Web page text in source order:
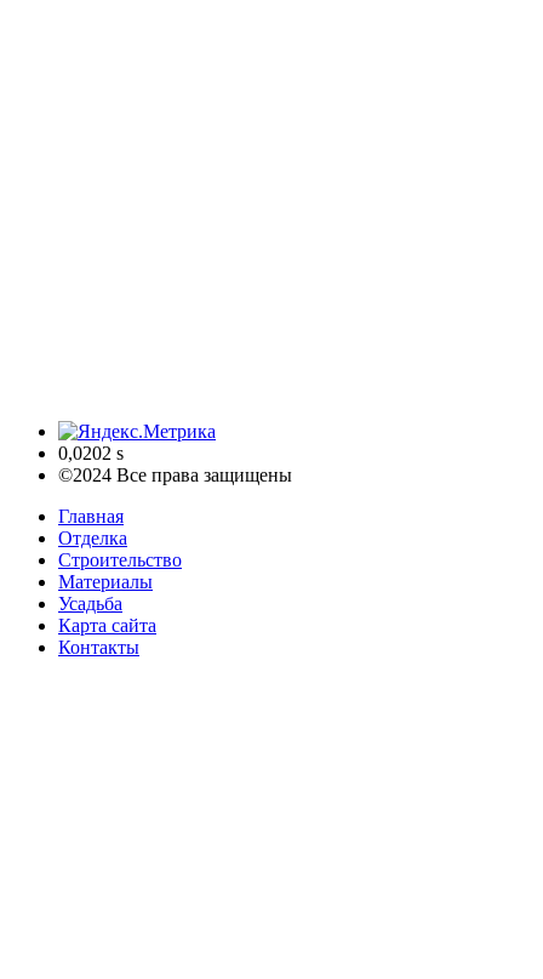
0,0202 s
©2024 Все права защищены
Главная
Отделка
Строительство
Материалы
Усадьба
Карта сайта
Контакты